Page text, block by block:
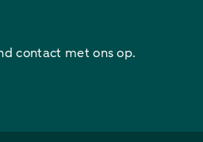
contact met ons op.